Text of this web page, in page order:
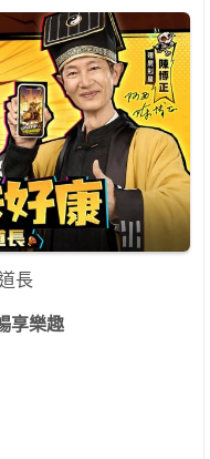
長
享樂趣